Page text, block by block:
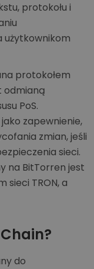
protokołu i
użytkownikom
protokołem
odmianą
PoS.
zapewnienie,
zmian, jeśli
sieci.
na BitTorren jest
TRON, a
do